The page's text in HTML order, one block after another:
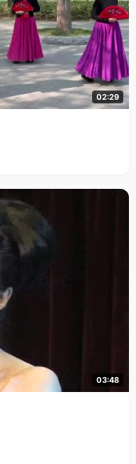
妈都跟刘璐源用英文对话，看
创造一种纯英文环境，对提高
用。每次出门的时候，看到英
注释，妈妈都会带着刘璐源
语单词记下来了。 刘璐源
时我经常注意一些关于英美文
过程中不但得到了乐趣，也增
他也不会对刘璐源说太多的东
在妈妈临出门的时候，爸爸
出来。刘璐源说："非常感激
一家人在共同努力。" 高中
的烦恼都没有了，从一天的疲
来的学习再次充满了动力和
部关掉，静静的听音乐，听
静的快乐。如今站在北大的
的未名湖散步，看波光鳞
更高的梦想。
02:29
03:48